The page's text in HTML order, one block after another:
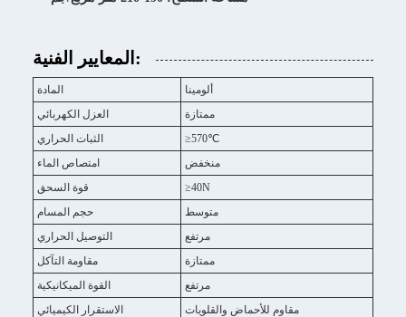
المعايير الفنية:
المادة
ألومينا
العزل الكهربائي
ممتازة
الثبات الحراري
≥570℃
امتصاص الماء
منخفض
قوة السحق
≥40N
حجم المسام
متوسط
التوصيل الحراري
مرتفع
مقاومة التآكل
ممتازة
القوة الميكانيكية
مرتفع
الاستقرار الكيميائي
مقاوم للأحماض والقلويات